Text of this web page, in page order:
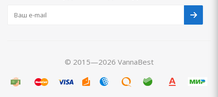
© 2015—2026 VannaBest